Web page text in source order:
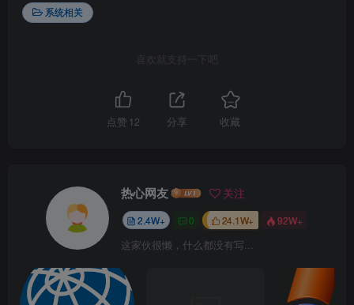
系统相关
喜欢就支持一下吧
点赞 12 分享 收藏
热心网友 关注
2.4W+ 0 24.1W+ 92W+
这家伙很懒，什么都没有写...